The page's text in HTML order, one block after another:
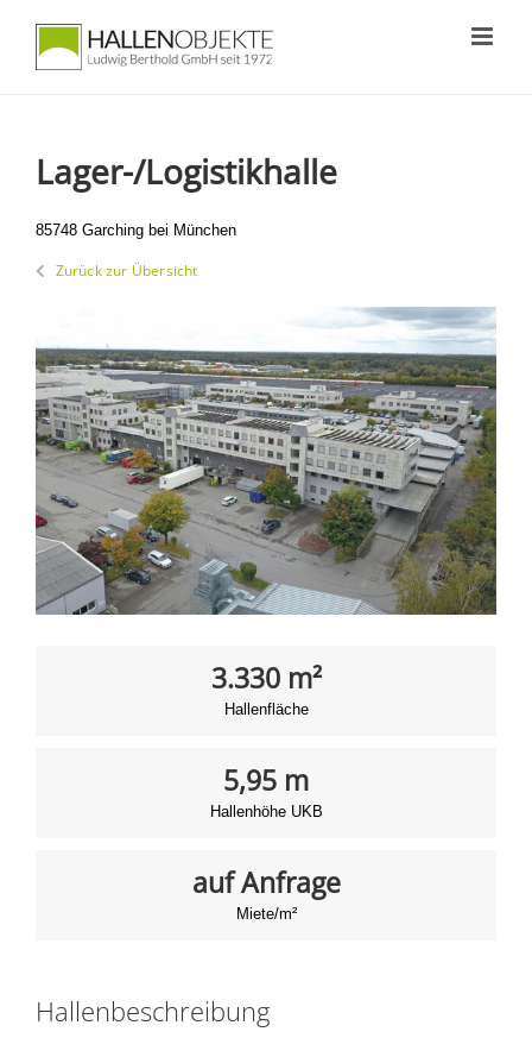
springen
Lager-/Logistikhalle
85748 Garching bei München
Zurück zur Übersicht
3.330 m²
Hallenfläche
5,95 m
Hallenhöhe UKB
auf Anfrage
Miete/m²
Hallenbeschreibung